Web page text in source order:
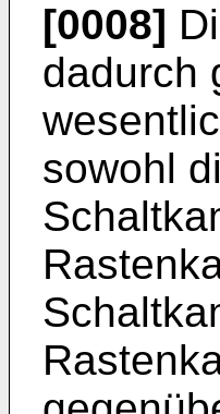
[0008]
dadurch
sowohl